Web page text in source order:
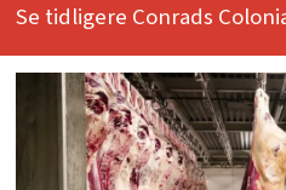
Se tidligere Conrads